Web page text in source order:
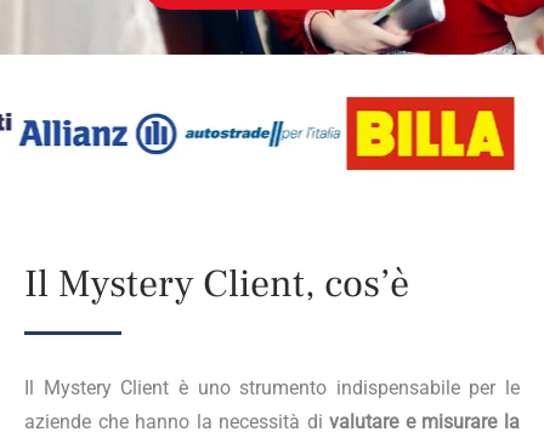
Il Mystery Client, cos’è
Il Mystery Client è uno strumento indispensabile per le
aziende che hanno la necessità divalutare e misurare la